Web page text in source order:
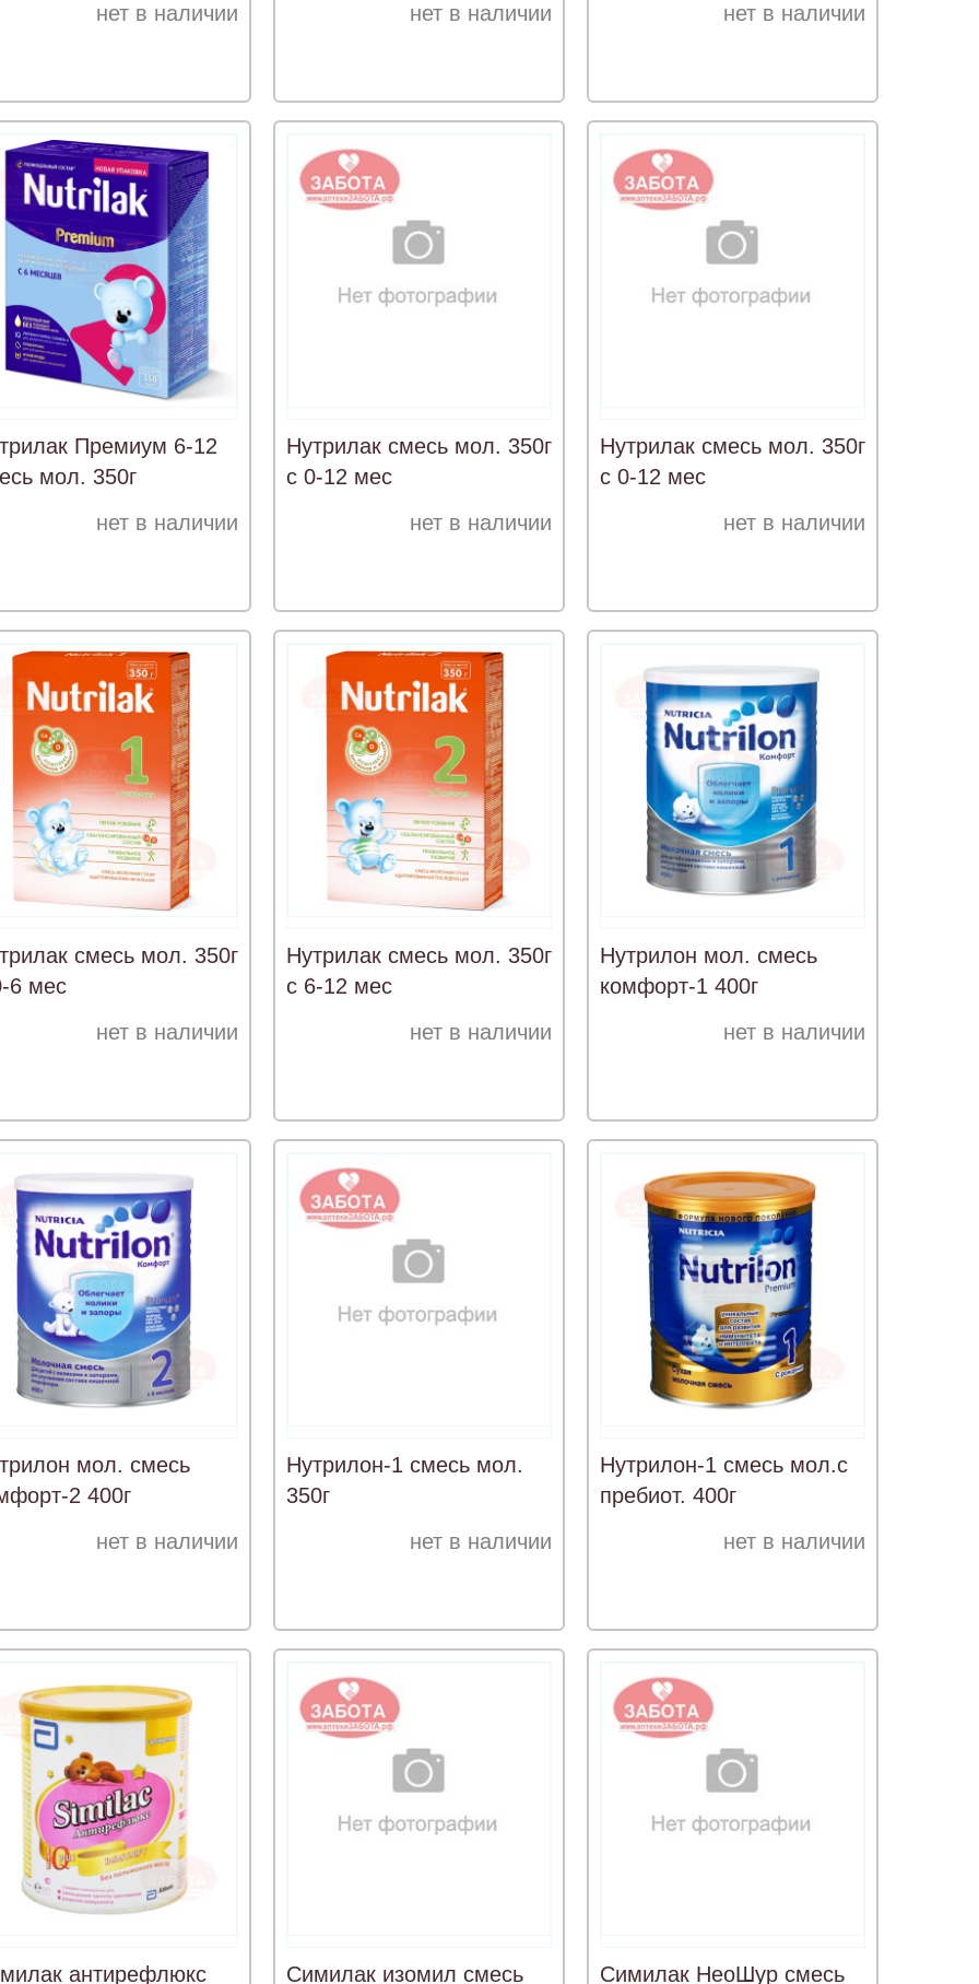
нет в наличии
нет в наличии
нет в наличии
Премиум 6-12
мол. 350г
нет в наличии
Нутрилак смесь мол. 350г
с 0-12 мес
нет в наличии
Нутрилак смесь мол. 350г
с 0-12 мес
нет в наличии
смесь мол. 350г
6 мес
нет в наличии
Нутрилак смесь мол. 350г
с 6-12 мес
нет в наличии
Нутрилон мол. смесь
комфорт-1 400г
нет в наличии
мол. смесь
2 400г
нет в наличии
Нутрилон-1 смесь мол.
350г
нет в наличии
Нутрилон-1 смесь мол.с
пребиот. 400г
нет в наличии
антирефлюкс Симилак изомил смесь Симилак НеоШур смесь